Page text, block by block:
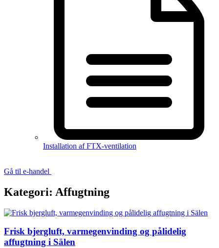
Installation af FTX-ventilation
Gå til e-handel
Kategori: Affugtning
Frisk bjergluft, varmegenvinding og pålidelig
affugtning i Sälen